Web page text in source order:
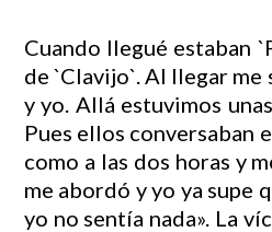
Cuando llegué estaban
de `Clavijo`. Al llegar me
y yo. Allá estuvimos
Pues ellos conversaban
como a las dos horas y
me abordó y yo ya supe
yo no sentía nada». La